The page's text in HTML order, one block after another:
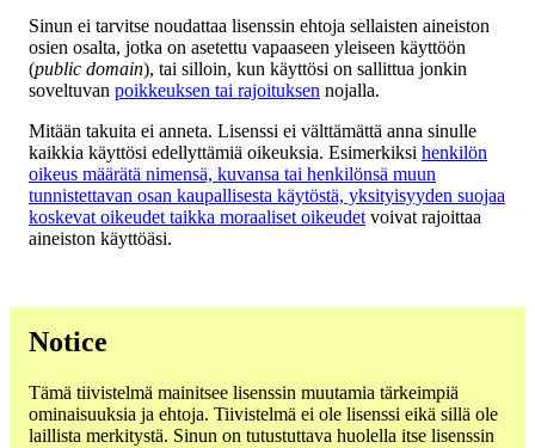
Sinun ei tarvitse noudattaa lisenssin ehtoja sellaisten aineiston
osien osalta, jotka on asetettu vapaaseen yleiseen käyttöön
(public domain), tai silloin, kun käyttösi on sallittua jonkin
soveltuvan poikkeuksen tai rajoituksen nojalla.
Mitään takuita ei anneta. Lisenssi ei välttämättä anna sinulle
kaikkia käyttösi edellyttämiä oikeuksia. Esimerkiksi henkilön
oikeus määrätä nimensä, kuvansa tai henkilönsä muun
tunnistettavan osan kaupallisesta käytöstä, yksityisyyden suojaa
koskevat oikeudet taikka moraaliset oikeudet voivat rajoittaa
aineiston käyttöäsi.
Notice
Tämä tiivistelmä mainitsee lisenssin muutamia tärkeimpiä
ominaisuuksia ja ehtoja. Tiivistelmä ei ole lisenssi eikä sillä ole
laillista merkitystä. Sinun on tutustuttava huolella itse lisenssin